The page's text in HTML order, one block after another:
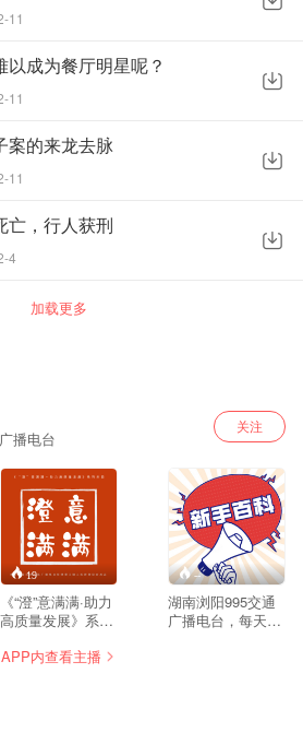
11
成为餐厅明星呢？
11
案的来龙去脉
11
亡，行人获刑
4
加载更多
播电台
关注
19
《“澄”意满满·助力
高质量发展》系列
--
湖南浏阳995交通
广播电台，每天学
APP内查看主播